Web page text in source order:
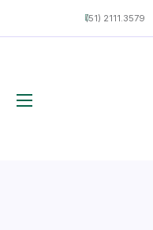
(51) 2111.3579